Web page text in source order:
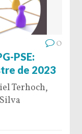
0
PSE:
de 2023
Terhoch,